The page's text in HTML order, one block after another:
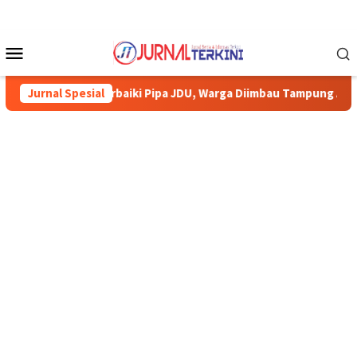
Mobile
Jurnal Spesial
Pipa JDU, Warga Diimbau Tampung Air Pemkab